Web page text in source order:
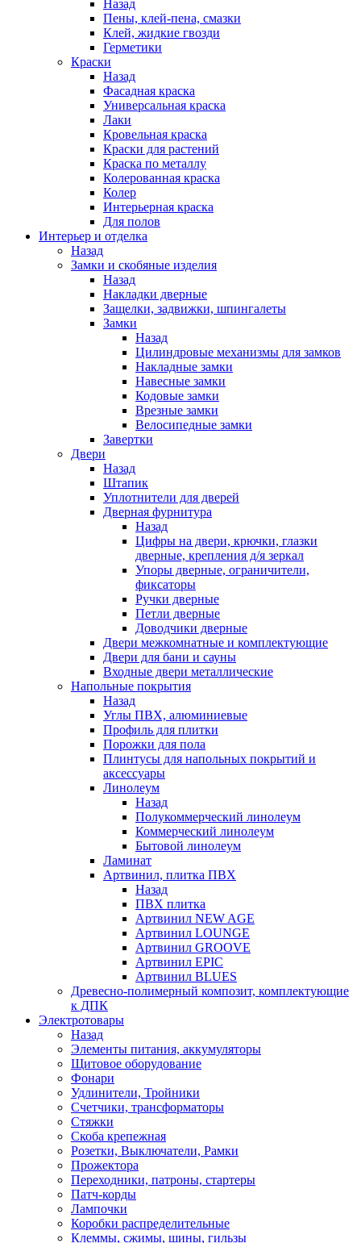
Назад
Пены, клей-пена, смазки
Клей, жидкие гвозди
Герметики
Краски
Назад
Фасадная краска
Универсальная краска
Лаки
Кровельная краска
Краски для растений
Краска по металлу
Колерованная краска
Колер
Интерьерная краска
Для полов
Интерьер и отделка
Назад
Замки и скобяные изделия
Назад
Накладки дверные
Защелки, задвижки, шпингалеты
Замки
Назад
Цилиндровые механизмы для замков
Накладные замки
Навесные замки
Кодовые замки
Врезные замки
Велосипедные замки
Завертки
Двери
Назад
Штапик
Уплотнители для дверей
Дверная фурнитура
Назад
Цифры на двери, крючки, глазки
дверные, крепления д/я зеркал
Упоры дверные, ограничители,
фиксаторы
Ручки дверные
Петли дверные
Доводчики дверные
Двери межкомнатные и комплектующие
Двери для бани и сауны
Входные двери металлические
Напольные покрытия
Назад
Углы ПВХ, алюминиевые
Профиль для плитки
Порожки для пола
Плинтусы для напольных покрытий и
аксессуары
Линолеум
Назад
Полукоммерческий линолеум
Коммерческий линолеум
Бытовой линолеум
Ламинат
Артвинил, плитка ПВХ
Назад
ПВХ плитка
Артвинил NEW AGE
Артвинил LOUNGE
Артвинил GROOVE
Артвинил EPIC
Артвинил BLUES
Древесно-полимерный композит, комплектующие
к ДПК
Электротовары
Назад
Элементы питания, аккумуляторы
Щитовое оборудование
Фонари
Удлинители, Тройники
Счетчики, трансформаторы
Стяжки
Скоба крепежная
Розетки, Выключатели, Рамки
Прожектора
Переходники, патроны, стартеры
Патч-корды
Лампочки
Коробки распределительные
Клеммы, сжимы, шины, гильзы